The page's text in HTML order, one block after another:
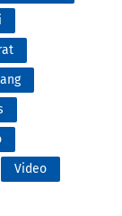
Video